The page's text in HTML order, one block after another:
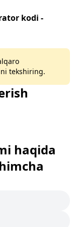
kodi -
tekshiring.
haqida